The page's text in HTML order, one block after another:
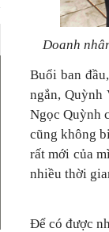
Doanh
Buổi ban
ngắn,
Ngọc Quỳnh
cũng không
rất mới của
nhiều thời
Để có được